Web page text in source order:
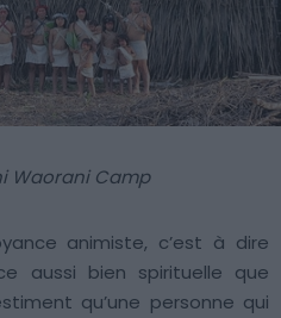
Waorani Camp
animiste, c’est à dire
aussi bien spirituelle que
qu’une personne qui